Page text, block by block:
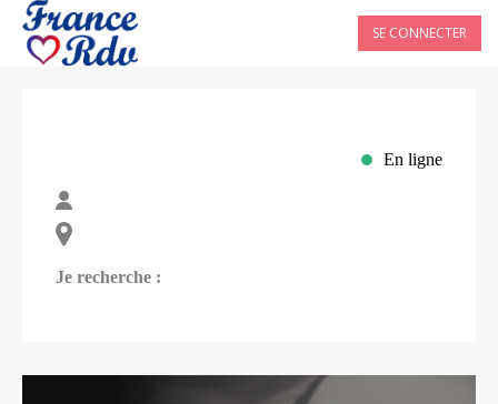
SE CONNECTER
En ligne
Je recherche :